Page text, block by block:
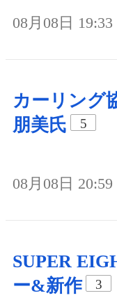
08月08日 19:33
カーリング
朋美氏
5
08月08日 20:59
SUPER
ー&新作
3